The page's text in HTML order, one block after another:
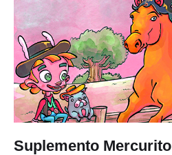
Suplemento Mercurito